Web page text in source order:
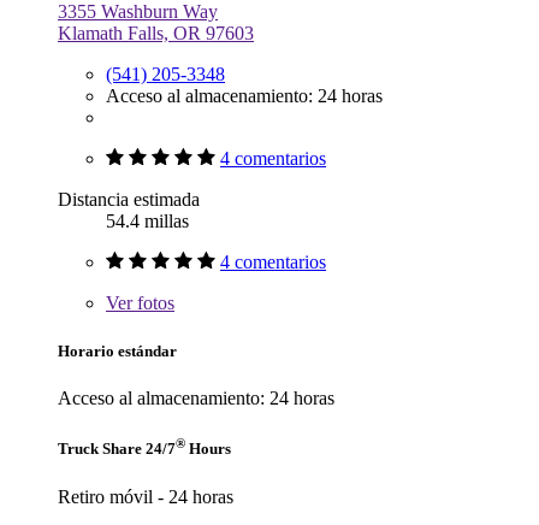
3355 Washburn Way
Klamath Falls, OR 97603
(541) 205-3348
Acceso al almacenamiento: 24 horas
4 comentarios
Distancia estimada
54.4 millas
4 comentarios
Verfotos
Horario estándar
Acceso al almacenamiento: 24 horas
Truck Share 24/7® Hours
Retiro móvil - 24 horas